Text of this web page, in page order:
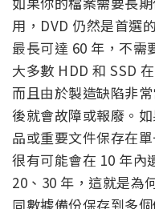
用，DVD 仍然是首選
最長可達 60 年，不需
大多數 HDD 和 SSD
而且由於製造缺陷非
後就會故障或報廢。
品或重要文件保存在
很有可能會在 10 年內
20、30 年，這就是為
同數據備份保存到多